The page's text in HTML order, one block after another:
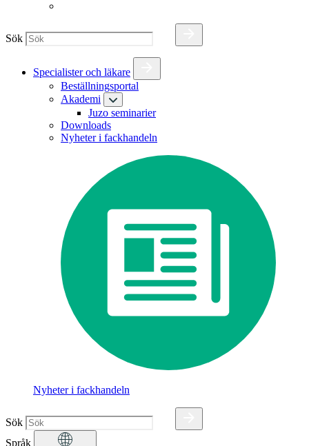
Sök
Specialister och läkare
Beställningsportal
Akademi
Juzo seminarier
Downloads
Nyheter i fackhandeln
Nyheter i fackhandeln
Sök
Språk